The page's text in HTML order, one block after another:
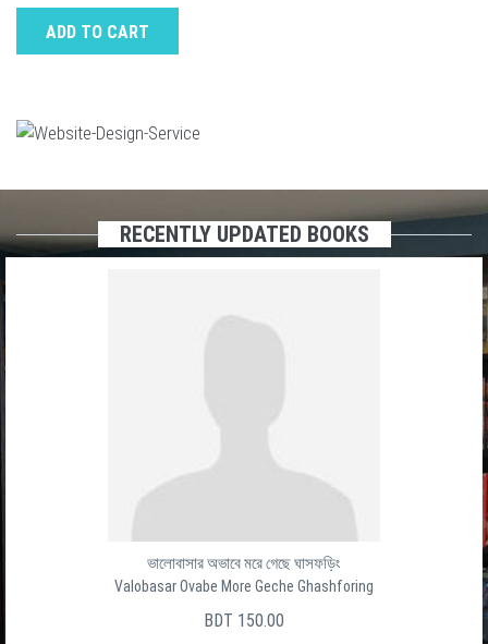
ADD TO CART
RECENTLY UPDATED BOOKS
ভালোবাসার অভাবে মরে গেছে ঘাসফড়িং
Valobasar Ovabe More Geche Ghashforing
BDT 150.00